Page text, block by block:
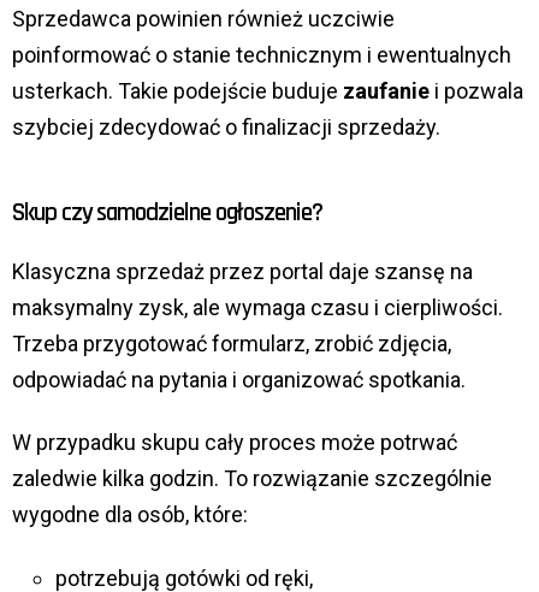
Sprzedawca powinien również uczciwie
poinformować o stanie technicznym i ewentualnych
usterkach. Takie podejście buduje zaufanie i pozwala
szybciej zdecydować o finalizacji sprzedaży.
Skup czy samodzielne ogłoszenie?
Klasyczna sprzedaż przez portal daje szansę na
maksymalny zysk, ale wymaga czasu i cierpliwości.
Trzeba przygotować formularz, zrobić zdjęcia,
odpowiadać na pytania i organizować spotkania.
W przypadku skupu cały proces może potrwać
zaledwie kilka godzin. To rozwiązanie szczególnie
wygodne dla osób, które:
potrzebują gotówki od ręki,